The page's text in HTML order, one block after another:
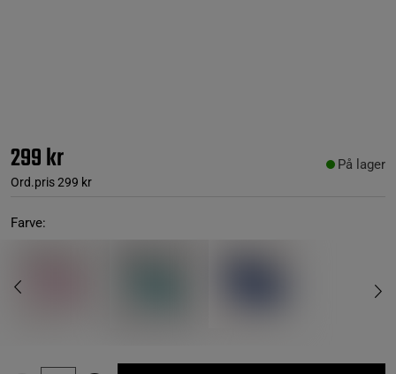
299 kr
Ord.pris299 kr
På lager
Farve: